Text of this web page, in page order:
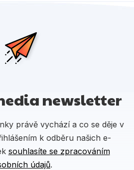
newsletter
právě vychází a co se děje v
k odběru našich e-
souhlasíte se zpracováním
údajů.